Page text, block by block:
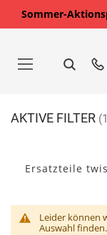
Sommer-
springen
Ersatzteile
Leider können
Auswahl finden.
AKTIVE FILTER